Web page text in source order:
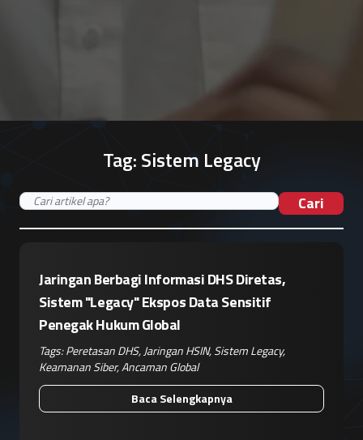
Tag:Sistem Legacy
Cari
Jaringan Berbagi Informasi DHS Diretas,
Sistem "Legacy" Ekspos Data Sensitif
Penegak Hukum Global
Tags:Peretasan DHS,Jaringan HSIN,Sistem Legacy,
Keamanan Siber,Ancaman Global
Baca Selengkapnya